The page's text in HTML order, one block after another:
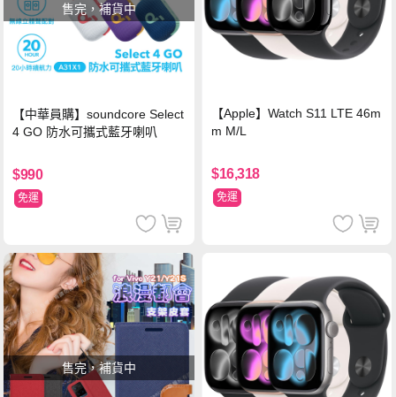
售完，補貨中
【中華員購】soundcore Select
4 GO 防水可攜式藍牙喇叭
$990
免運
【Apple】Watch S11 LTE 46m
m M/L
$16,318
免運
售完，補貨中